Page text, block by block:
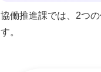
協働推進課では、2つ
す。